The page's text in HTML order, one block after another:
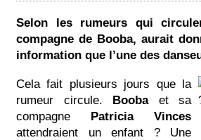
Selon les rumeurs qui
compagne de Booba, aurait
information que l’une des
Cela fait plusieurs jours que la
rumeur circule. Boobaet sa
compagne Patricia Vinces
attendraient un enfant ? Une